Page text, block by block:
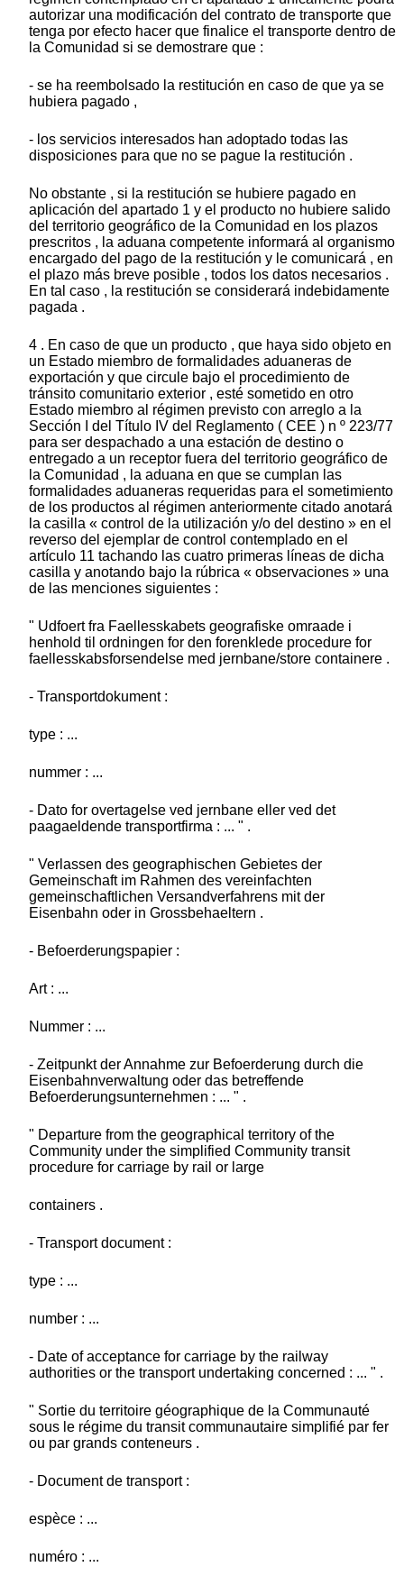
autorizar una modificación del contrato de transporte que
tenga por efecto hacer que finalice el transporte dentro de
la Comunidad si se demostrare que :
- se ha reembolsado la restitución en caso de que ya se
hubiera pagado ,
- los servicios interesados han adoptado todas las
disposiciones para que no se pague la restitución .
No obstante , si la restitución se hubiere pagado en
aplicación del apartado 1 y el producto no hubiere salido
del territorio geográfico de la Comunidad en los plazos
prescritos , la aduana competente informará al organismo
encargado del pago de la restitución y le comunicará , en
el plazo más breve posible , todos los datos necesarios .
En tal caso , la restitución se considerará indebidamente
pagada .
4 . En caso de que un producto , que haya sido objeto en
un Estado miembro de formalidades aduaneras de
exportación y que circule bajo el procedimiento de
tránsito comunitario exterior , esté sometido en otro
Estado miembro al régimen previsto con arreglo a la
Sección I del Título IV del Reglamento ( CEE ) n º 223/77
para ser despachado a una estación de destino o
entregado a un receptor fuera del territorio geográfico de
la Comunidad , la aduana en que se cumplan las
formalidades aduaneras requeridas para el sometimiento
de los productos al régimen anteriormente citado anotará
la casilla « control de la utilización y/o del destino » en el
reverso del ejemplar de control contemplado en el
artículo 11 tachando las cuatro primeras líneas de dicha
casilla y anotando bajo la rúbrica « observaciones » una
de las menciones siguientes :
" Udfoert fra Faellesskabets geografiske omraade i
henhold til ordningen for den forenklede procedure for
faellesskabsforsendelse med jernbane/store containere .
- Transportdokument :
type : ...
nummer : ...
- Dato for overtagelse ved jernbane eller ved det
paagaeldende transportfirma : ... " .
" Verlassen des geographischen Gebietes der
Gemeinschaft im Rahmen des vereinfachten
gemeinschaftlichen Versandverfahrens mit der
Eisenbahn oder in Grossbehaeltern .
- Befoerderungspapier :
Art : ...
Nummer : ...
- Zeitpunkt der Annahme zur Befoerderung durch die
Eisenbahnverwaltung oder das betreffende
Befoerderungsunternehmen : ... " .
" Departure from the geographical territory of the
Community under the simplified Community transit
procedure for carriage by rail or large
containers .
- Transport document :
type : ...
number : ...
- Date of acceptance for carriage by the railway
authorities or the transport undertaking concerned : ... " .
" Sortie du territoire géographique de la Communauté
sous le régime du transit communautaire simplifié par fer
ou par grands conteneurs .
- Document de transport :
espèce : ...
numéro : ...